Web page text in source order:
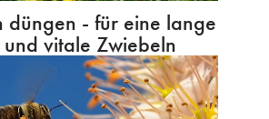
düngen - für eine lange
und vitale Zwiebeln